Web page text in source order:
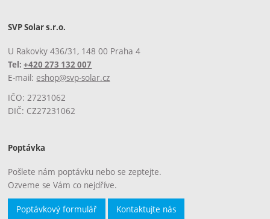
SVP Solar s.r.o.
U Rakovky 436/31, 148 00 Praha 4
Tel:+420 273 132 007
E-mail: eshop@svp-solar.cz
IČO: 27231062
DIČ: CZ27231062
Poptávka
Pošlete nám poptávku nebo se zeptejte.
Ozveme se Vám co nejdříve.
Poptávkový formulář Kontaktujte nás